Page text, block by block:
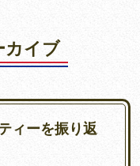
カイブ
ィーを振り返